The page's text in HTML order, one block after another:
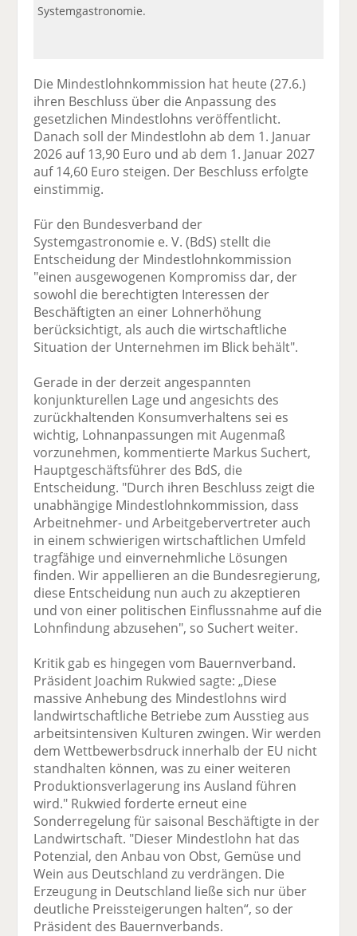
Systemgastronomie.
Die Mindestlohnkommission hat heute (27.6.)
ihren Beschluss über die Anpassung des
gesetzlichen Mindestlohns veröffentlicht.
Danach soll der Mindestlohn ab dem 1. Januar
2026 auf 13,90 Euro und ab dem 1. Januar 2027
auf 14,60 Euro steigen. Der Beschluss erfolgte
einstimmig.
Für den Bundesverband der
Systemgastronomie e. V. (BdS) stellt die
Entscheidung der Mindestlohnkommission
"einen ausgewogenen Kompromiss dar, der
sowohl die berechtigten Interessen der
Beschäftigten an einer Lohnerhöhung
berücksichtigt, als auch die wirtschaftliche
Situation der Unternehmen im Blick behält".
Gerade in der derzeit angespannten
konjunkturellen Lage und angesichts des
zurückhaltenden Konsumverhaltens sei es
wichtig, Lohnanpassungen mit Augenmaß
vorzunehmen, kommentierte Markus Suchert,
Hauptgeschäftsführer des BdS, die
Entscheidung. "Durch ihren Beschluss zeigt die
unabhängige Mindestlohnkommission, dass
Arbeitnehmer- und Arbeitgebervertreter auch
in einem schwierigen wirtschaftlichen Umfeld
tragfähige und einvernehmliche Lösungen
finden. Wir appellieren an die Bundesregierung,
diese Entscheidung nun auch zu akzeptieren
und von einer politischen Einflussnahme auf die
Lohnfindung abzusehen", so Suchert weiter.
Kritik gab es hingegen vom Bauernverband.
Präsident Joachim Rukwied sagte: „Diese
massive Anhebung des Mindestlohns wird
landwirtschaftliche Betriebe zum Ausstieg aus
arbeitsintensiven Kulturen zwingen. Wir werden
dem Wettbewerbsdruck innerhalb der EU nicht
standhalten können, was zu einer weiteren
Produktionsverlagerung ins Ausland führen
wird." Rukwied forderte erneut eine
Sonderregelung für saisonal Beschäftigte in der
Landwirtschaft. "Dieser Mindestlohn hat das
Potenzial, den Anbau von Obst, Gemüse und
Wein aus Deutschland zu verdrängen. Die
Erzeugung in Deutschland ließe sich nur über
deutliche Preissteigerungen halten“, so der
Präsident des Bauernverbands.